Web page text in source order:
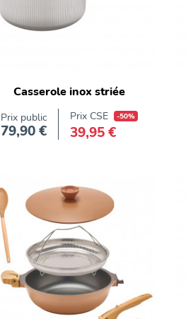
Casserole inox striée
Prix public
Prix
79,90 €
Prix CSE -50%
39,95 €